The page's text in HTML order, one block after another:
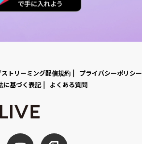
ストリーミング配信規約
プライバシーポリシー
に基づく表記 よくある質問